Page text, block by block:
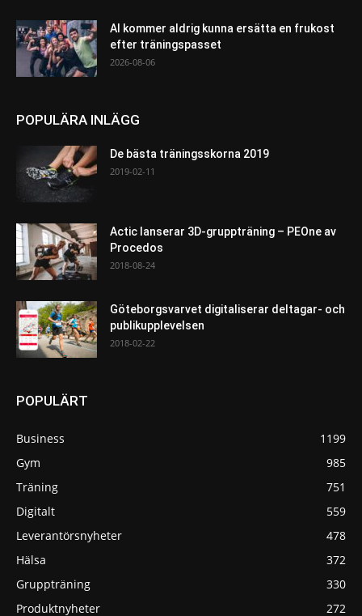
AI kommer aldrig kunna ersätta en frukost
efter träningspasset
2026-08-06
POPULÄRA INLÄGG
De bästa träningsskorna 2019
2019-02-11
Actic lanserar 3D-gruppträning – PEOne av
Procedos
2018-08-24
Göteborgsvarvet digitaliserar deltagar- och
publikupplevelsen
2018-02-22
POPULÄRT
Business
1199
Gym
985
Träning
751
Digitalt
559
Leverantörsnyheter
478
Hälsa
372
Gruppträning
330
Produktnyheter
272